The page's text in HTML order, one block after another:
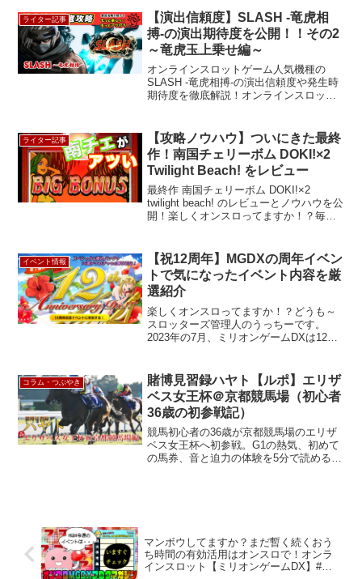
プレイしてきましたので感想を添えつつ
結果報告をしたいと思います。...
ライター記事
【演出信頼度】SLASH -竜虎相
搏-の演出期待度を公開！！その2
～竜虎玉上乗せ編～
オンラインスロットゲーム人気機種の
SLASH -竜虎相搏-の演出信頼度や発生時
期待度を徹底解説！オンラインスロット
ンスロをもっと楽しもう！オンスロ、演
出信頼度、攻略情報、オンスロとは
ライター記事
【攻略ノウハウ】ついにきた最終
作！南国チェリーボム DOKI!×2
Twilight Beach! をレビュー
最終作 南国チェリーボム DOKI!×2
twilight beach! のレビューとノウハウを公
開！楽しくオンスロってますか！？毎度
Twillight Be...
イベント情報
【祝12周年】MGDXの周年イベン
トで気になったイベント内容を厳
選紹介
楽しくオンスロってますか！？どうも～
スロッターズ管理人のうっちーです。
2023年の7月、ミリオンゲームDXは12周
周年イベントが開催されました。7月は特
別月間となっ...
コラム・つぶやき
賭博見習録ハヤト【ルポ】エリザ
ベス女王杯＠京都競馬場（初心者
36歳の初参戦記）
競馬初心者の36歳が京都競馬場のエリザ
ベス女王杯へ初参戦。G1の熱気、初めて
の馬券、音と迫力の体験を5分で読めるル
マンボウしてますか？まだ暫く続くおう
ち時間の有効活用はオンスロで！オンラ
インスロット【ミリオンゲームDX】#オ